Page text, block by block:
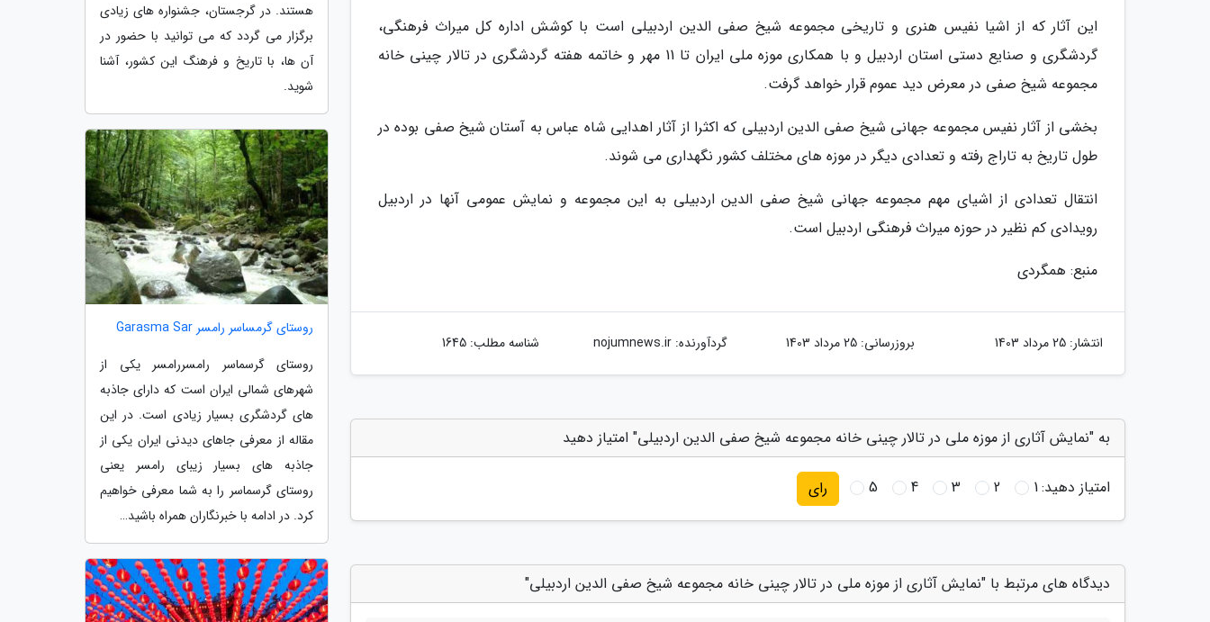
این آثار که از اشیا نفیس هنری و تاریخی مجموعه شیخ صفی الدین اردبیلی است با کوشش اداره کل میراث فرهنگی،
گردشگری و صنایع دستی استان اردبیل و با همکاری موزه ملی ایران تا 11 مهر و خاتمه هفته گردشگری در تالار چینی خانه
مجموعه شیخ صفی در معرض دید عموم قرار خواهد گرفت.
بخشی از آثار نفیس مجموعه جهانی شیخ صفی الدین اردبیلی که اکثرا از آثار اهدایی شاه عباس به آستان شیخ صفی بوده در
طول تاریخ به تاراج رفته و تعدادی دیگر در موزه های مختلف کشور نگهداری می شوند.
انتقال تعدادی از اشیای مهم مجموعه جهانی شیخ صفی الدین اردبیلی به این مجموعه و نمایش عمومی آنها در اردبیل
رویدادی کم نظیر در حوزه میراث فرهنگی اردبیل است.
منبع: همگردی
انتشار: 25 مرداد 1403 بروزرسانی: 25 مرداد 1403 گردآورنده:nojumnews.ir شناسه مطلب: 1645
به "نمایش آثاری از موزه ملی در تالار چینی خانه مجموعه شیخ صفی الدین اردبیلی" امتیاز دهید
امتیاز دهید:1
2
3
4
5 رای
دیدگاه های مرتبط با "نمایش آثاری از موزه ملی در تالار چینی خانه مجموعه شیخ صفی الدین اردبیلی"
هستند. در گرجستان، جشنواره های زیادی
برگزار می گردد که می توانید با حضور در
آن ها، با تاریخ و فرهنگ این کشور، آشنا
شوید.
روستای گرمساسر رامسر Garasma Sar
روستای گرسماسر رامسررامسر یکی از
شهرهای شمالی ایران است که دارای جاذبه
های گردشگری بسیار زیادی است. در این
مقاله از معرفی جاهای دیدنی ایران یکی از
جاذبه های بسیار زیبای رامسر یعنی
روستای گرسماسر را به شما معرفی خواهیم
کرد. در ادامه با خبرنگاران همراه باشید…